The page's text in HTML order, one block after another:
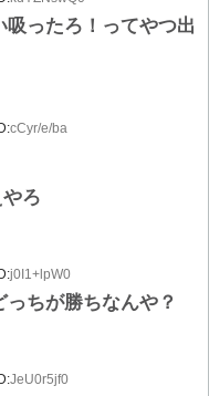
ったろ！ってやつ出
cCyr/e/ba
ろ
j0I1+lpW0
ちが勝ちなんや？
JeU0r5jf0